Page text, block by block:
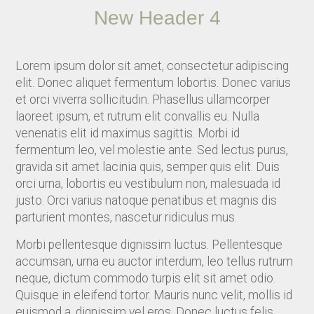
New Header 4
Lorem ipsum dolor sit amet, consectetur adipiscing
elit. Donec aliquet fermentum lobortis. Donec varius
et orci viverra sollicitudin. Phasellus ullamcorper
laoreet ipsum, et rutrum elit convallis eu. Nulla
venenatis elit id maximus sagittis. Morbi id
fermentum leo, vel molestie ante. Sed lectus purus,
gravida sit amet lacinia quis, semper quis elit. Duis
orci urna, lobortis eu vestibulum non, malesuada id
justo. Orci varius natoque penatibus et magnis dis
parturient montes, nascetur ridiculus mus.
Morbi pellentesque dignissim luctus. Pellentesque
accumsan, urna eu auctor interdum, leo tellus rutrum
neque, dictum commodo turpis elit sit amet odio.
Quisque in eleifend tortor. Mauris nunc velit, mollis id